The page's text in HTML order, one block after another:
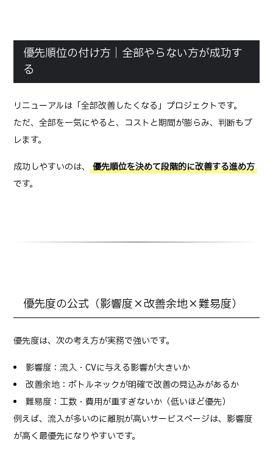
優先順位の付け方｜全部やらない方が成功す
る
リニューアルは「全部改善したくなる」プロジェクトです。
ただ、全部を一気にやると、コストと期間が膨らみ、判断もブ
レます。
成功しやすいのは、優先順位を決めて段階的に改善する進め方
です。
優先度の公式（影響度×改善余地×難易度）
優先度は、次の考え方が実務で強いです。
影響度：流入・CVに与える影響が大きいか
改善余地：ボトルネックが明確で改善の見込みがあるか
難易度：工数・費用が重すぎないか（低いほど優先）
例えば、流入が多いのに離脱が高いサービスページは、影響度
が高く最優先になりやすいです。